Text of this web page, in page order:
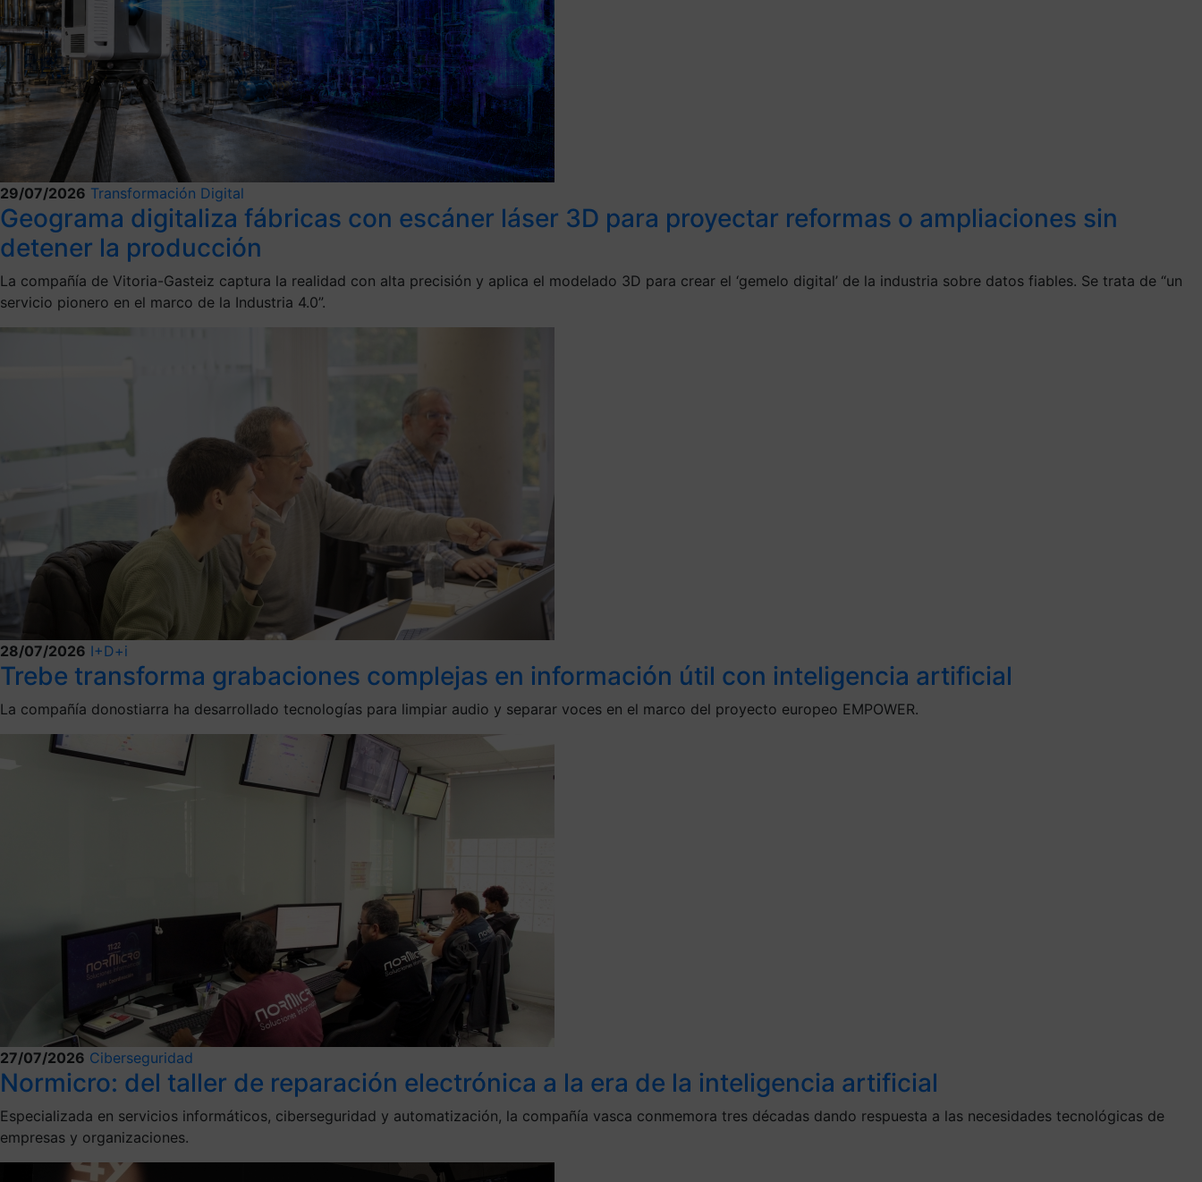
29/07/2026 Transformación Digital
Geograma digitaliza fábricas con escáner láser 3D para proyectar reformas o ampliaciones sin
detener la producción
La compañía de Vitoria-Gasteiz captura la realidad con alta precisión y aplica el modelado 3D para crear el ‘gemelo digital’ de la industria sobre datos fiables. Se trata de “un
servicio pionero en el marco de la Industria 4.0”.
28/07/2026 I+D+i
Trebe transforma grabaciones complejas en información útil con inteligencia artificial
La compañía donostiarra ha desarrollado tecnologías para limpiar audio y separar voces en el marco del proyecto europeo EMPOWER.
27/07/2026 Ciberseguridad
Normicro: del taller de reparación electrónica a la era de la inteligencia artificial
Especializada en servicios informáticos, ciberseguridad y automatización, la compañía vasca conmemora tres décadas dando respuesta a las necesidades tecnológicas de
empresas y organizaciones.